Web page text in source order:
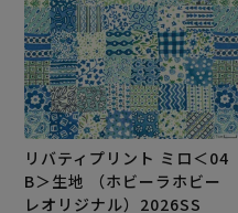
リバティプリント ミロ＜04
B＞生地 （ホビーラホビー
レオリジナル）2026SS